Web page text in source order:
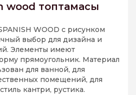
wood топтамасы
WOOD с рисунком
выбор для дизайна и
Элементы имеют
прямоугольник. Материал
для ванной, для
помещений, для
кантри, рустика.